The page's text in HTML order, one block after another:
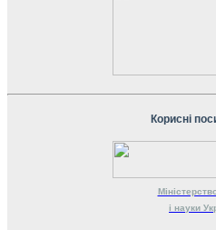
Корисні
і науки